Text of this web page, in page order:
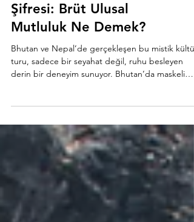
Bhutan’da Mutluluğun
Şifresi: Brüt Ulusal
Mutluluk Ne Demek?
Bhutan ve Nepal’de gerçekleşen bu mistik kültür
stupaların etrafında huzuru keşfedeceksiniz.
UNESCO miraslarını görüp, Tiger’s Nest’e
tırmanacak; doğa, gelenek ve maneviyatla iç içe
unutulmaz bir yolculuk yaşayacaksınız.